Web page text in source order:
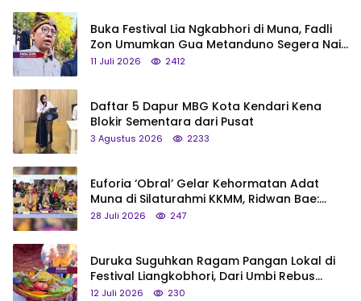
Buka Festival Lia Ngkabhori di Muna, Fadli
Zon Umumkan Gua Metanduno Segera Naik
Status Jadi Cagar Budaya Nasional
11 Juli 2026 2412
Daftar 5 Dapur MBG Kota Kendari Kena
Blokir Sementara dari Pusat
3 Agustus 2026 2233
Euforia ‘Obral’ Gelar Kehormatan Adat
Muna di Silaturahmi KKMM, Ridwan Bae:
Saya Bukan Tipe Begitu, Belum Pantas!
28 Juli 2026 247
Duruka Suguhkan Ragam Pangan Lokal di
Festival Liangkobhori, Dari Umbi Rebus
hingga Tumpeng Beras Muna
12 Juli 2026 230